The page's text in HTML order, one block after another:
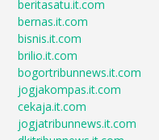
beritasatu.it.com
bernas.it.com
bisnis.it.com
brilio.it.com
bogortribunnews.it.com
jogjakompas.it.com
cekaja.it.com
jogjatribunnews.it.com